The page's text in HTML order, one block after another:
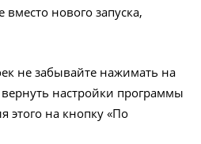
нового запуска,
не забывайте нажимать на
настройки программы
этого на кнопку «По